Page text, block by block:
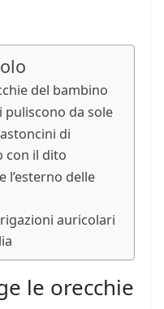
del bambino
puliscono da sole
di
con il dito
l’esterno delle
auricolari
le orecchie